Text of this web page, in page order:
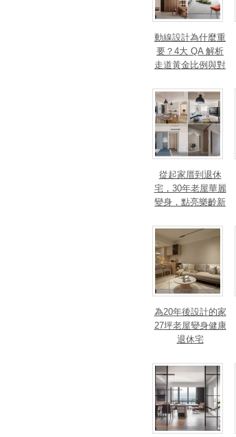
動線設計為什麼重
要？4大 QA 解析
走道黃金比例與對
從起家厝到退休
宅，30年老屋華麗
變身，點亮樂齡新
法、英指標設計大
獎！
為20年後設計的家
27坪老屋變身健康
退休宅